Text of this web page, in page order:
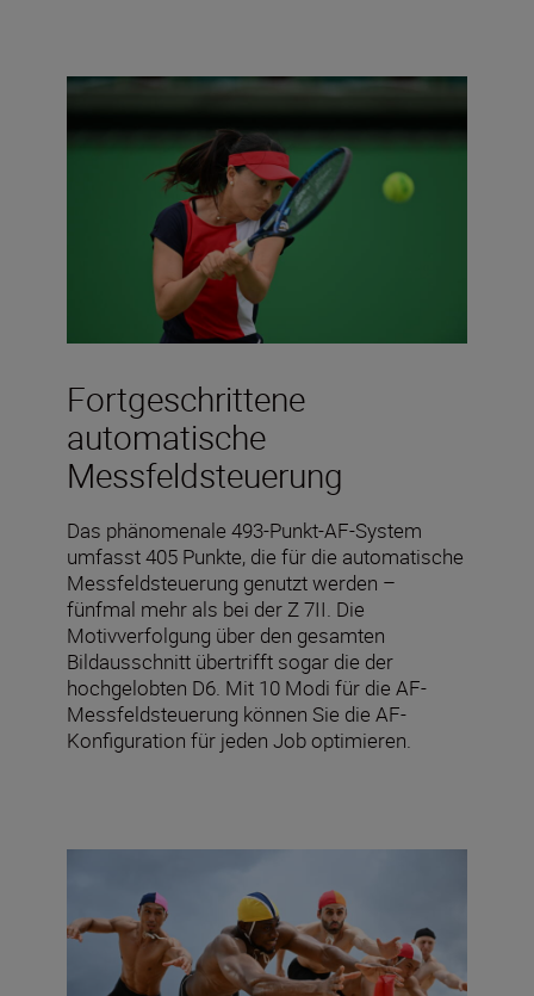
Fortgeschrittene
automatische
Messfeldsteuerung
Das phänomenale 493-Punkt-AF-System
umfasst 405 Punkte, die für die automatische
Messfeldsteuerung genutzt werden –
fünfmal mehr als bei der Z 7II. Die
Motivverfolgung über den gesamten
Bildausschnitt übertrifft sogar die der
hochgelobten D6. Mit 10 Modi für die AF-
Messfeldsteuerung können Sie die AF-
Konfiguration für jeden Job optimieren.